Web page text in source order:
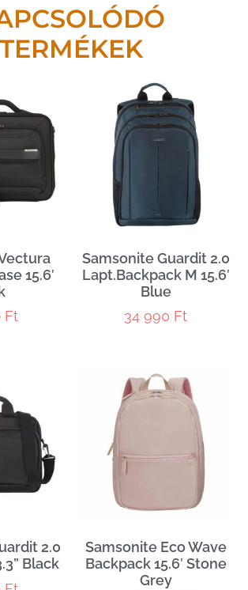
TERMÉKEK
15.6′
Ft
Samsonite Guardit 2.0
Lapt.Backpack M 15.6′
Blue
34 990 Ft
2.0
Black
Samsonite Eco Wave
Backpack 15.6′ Stone
Grey